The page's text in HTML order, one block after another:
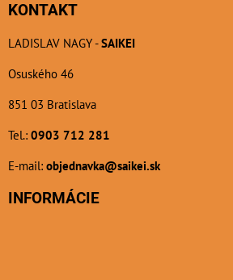
KONTAKT
LADISLAV NAGY -SAIKEI
Osuského 46
851 03 Bratislava
Tel.: 0903 712 281
E-mail: objednavka@saikei.sk
INFORMÁCIE